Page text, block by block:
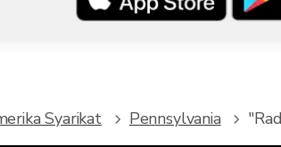
Syarikat Pennsylvania